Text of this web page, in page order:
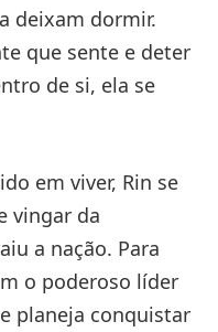
deixam dormir.
que sente e deter
de si, ela se
em viver, Rin se
vingar da
a nação. Para
o poderoso líder
planeja conquistar